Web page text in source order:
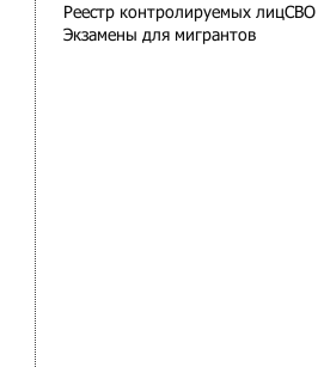
Реестр контролируемых лицСВО
Экзамены для мигрантов